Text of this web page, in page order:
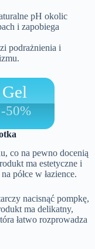
pH okolic
i zapobiega
podrażnienia i
50%
co na pewno docenią
ma estetyczne i
półce w łazience.
nacisnąć pompkę,
ma delikatny,
łatwo rozprowadza